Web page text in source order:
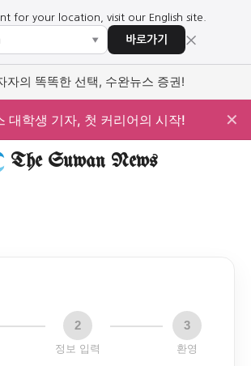
for your location, visit our English site.
▼ 바로가기 ×
자의 똑똑한 선택, 수완뉴스 증권!
대학생 기자, 첫 커리어의 시작! ✕
The Suwan News
2
정보 입력
3
환영